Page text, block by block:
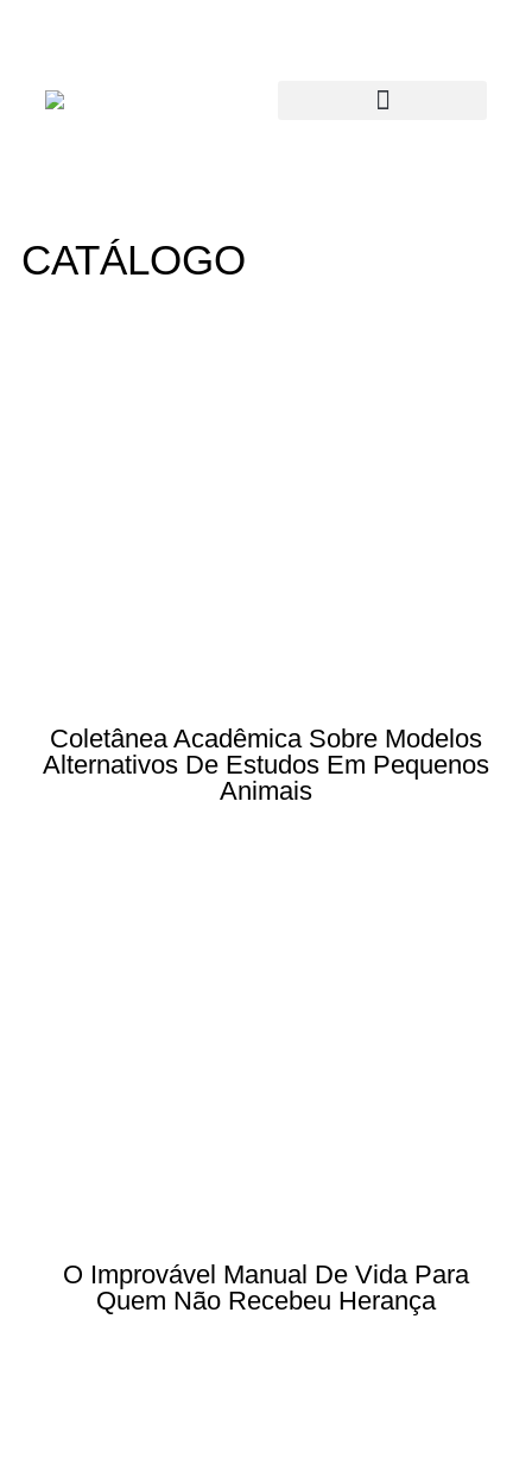
CATÁLOGO
Coletânea Acadêmica Sobre Modelos
Alternativos De Estudos Em Pequenos
Animais
O Improvável Manual De Vida Para
Quem Não Recebeu Herança